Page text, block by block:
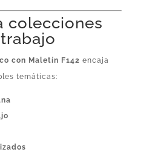
colecciones
con Maletín F142 encaja
temáticas: